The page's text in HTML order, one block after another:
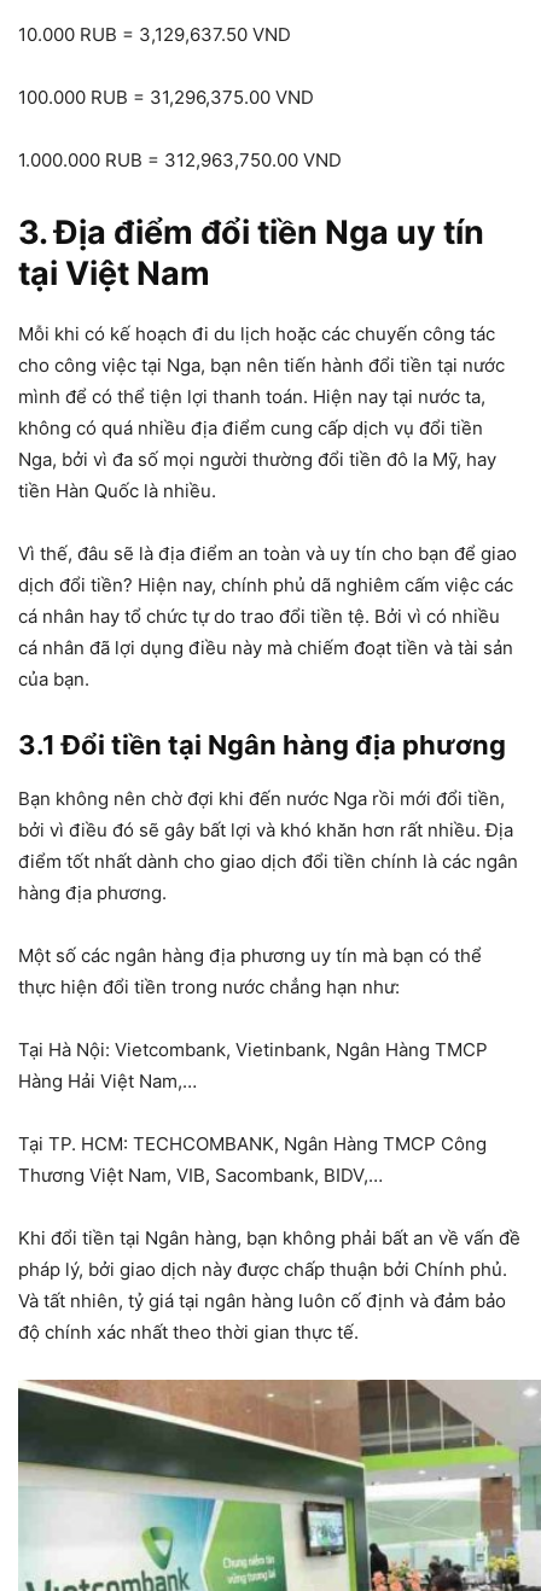
10.000 RUB = 3,129,637.50 VND
100.000 RUB = 31,296,375.00 VND
1.000.000 RUB = 312,963,750.00 VND
3. Địa điểm đổi tiền Nga uy tín
tại Việt Nam
Mỗi khi có kế hoạch đi du lịch hoặc các chuyến công tác
cho công việc tại Nga, bạn nên tiến hành đổi tiền tại nước
mình để có thể tiện lợi thanh toán. Hiện nay tại nước ta,
không có quá nhiều địa điểm cung cấp dịch vụ đổi tiền
Nga, bởi vì đa số mọi người thường đổi tiền đô la Mỹ, hay
tiền Hàn Quốc là nhiều.
Vì thế, đâu sẽ là địa điểm an toàn và uy tín cho bạn để giao
dịch đổi tiền? Hiện nay, chính phủ dã nghiêm cấm việc các
cá nhân hay tổ chức tự do trao đổi tiền tệ. Bởi vì có nhiều
cá nhân đã lợi dụng điều này mà chiếm đoạt tiền và tài sản
của bạn.
3.1 Đổi tiền tại Ngân hàng địa phương
Bạn không nên chờ đợi khi đến nước Nga rồi mới đổi tiền,
bởi vì điều đó sẽ gây bất lợi và khó khăn hơn rất nhiều. Địa
điểm tốt nhất dành cho giao dịch đổi tiền chính là các ngân
hàng địa phương.
Một số các ngân hàng địa phương uy tín mà bạn có thể
thực hiện đổi tiền trong nước chẳng hạn như:
Tại Hà Nội: Vietcombank, Vietinbank, Ngân Hàng TMCP
Hàng Hải Việt Nam,…
Tại TP. HCM: TECHCOMBANK, Ngân Hàng TMCP Công
Thương Việt Nam, VIB, Sacombank, BIDV,…
Khi đổi tiền tại Ngân hàng, bạn không phải bất an về vấn đề
pháp lý, bởi giao dịch này được chấp thuận bởi Chính phủ.
Và tất nhiên, tỷ giá tại ngân hàng luôn cố định và đảm bảo
độ chính xác nhất theo thời gian thực tế.